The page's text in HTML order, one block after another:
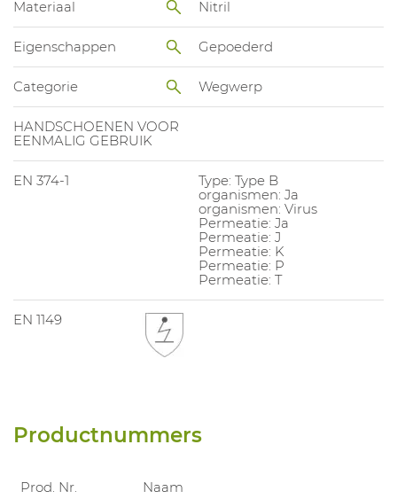
Materiaal Nitril
Eigenschappen Gepoederd
Categorie Wegwerp
HANDSCHOENEN VOOR
EENMALIG GEBRUIK
EN 374-1
Type: Type B
organismen: Ja
organismen: Virus
Permeatie: Ja
Permeatie: J
Permeatie: K
Permeatie: P
Permeatie: T
EN 1149
Productnummers
Prod. Nr. Naam